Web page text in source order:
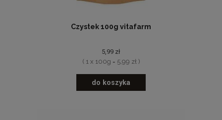
Czystek 100g vitafarm
5,99 zł
( 1 x 100g = 5,99 zł )
do koszyka